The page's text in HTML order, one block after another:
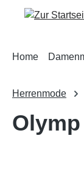
Hauptinhalt
Zur Suche
Zur
Home
Herrenmode